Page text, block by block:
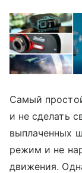
Самый
и не сделать
выплаченных
режим и не
движения.